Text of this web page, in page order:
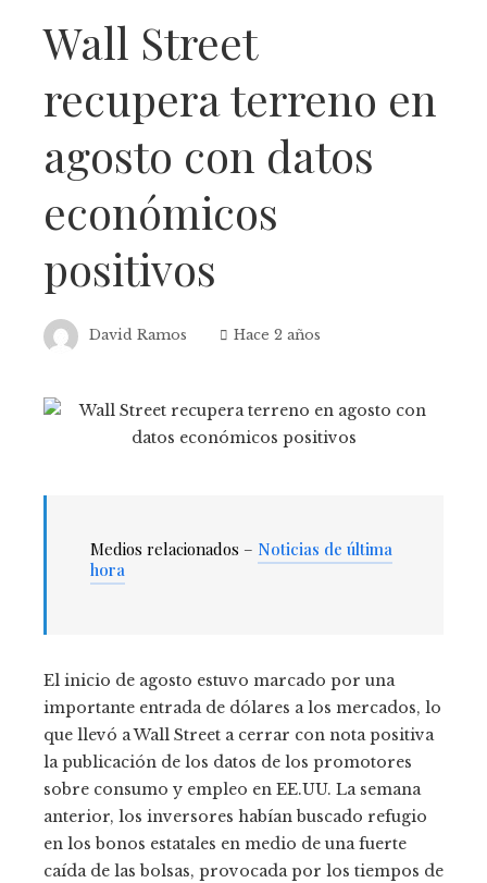
Wall Street
recupera terreno en
agosto con datos
económicos
positivos
David Ramos Hace 2 años
Medios relacionados – Noticias de última
hora
El inicio de agosto estuvo marcado por una
importante entrada de dólares a los mercados, lo
que llevó a Wall Street a cerrar con nota positiva
la publicación de los datos de los promotores
sobre consumo y empleo en EE.UU. La semana
anterior, los inversores habían buscado refugio
en los bonos estatales en medio de una fuerte
caída de las bolsas, provocada por los tiempos de